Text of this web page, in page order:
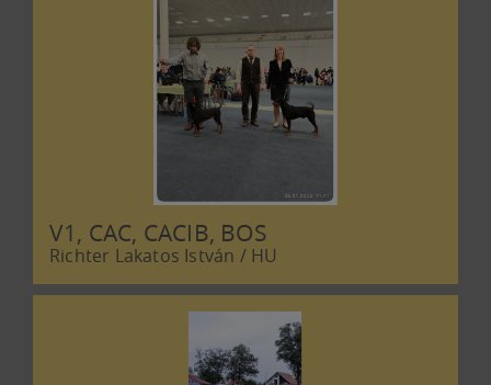
V1, CAC, CACIB, BOS
Richter Lakatos István / HU